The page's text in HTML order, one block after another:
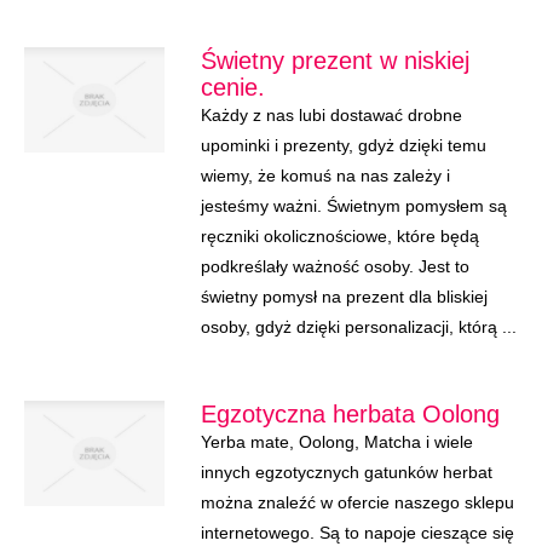
Świetny prezent w niskiej
cenie.
Każdy z nas lubi dostawać drobne
upominki i prezenty, gdyż dzięki temu
wiemy, że komuś na nas zależy i
jesteśmy ważni. Świetnym pomysłem są
ręczniki okolicznościowe, które będą
podkreślały ważność osoby. Jest to
świetny pomysł na prezent dla bliskiej
osoby, gdyż dzięki personalizacji, którą ...
Egzotyczna herbata Oolong
Yerba mate, Oolong, Matcha i wiele
innych egzotycznych gatunków herbat
można znaleźć w ofercie naszego sklepu
internetowego. Są to napoje cieszące się